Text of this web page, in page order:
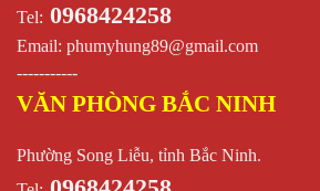
Tel: 0968424258
Email: phumyhung89@gmail.com
-----------
VĂN PHÒNG BẮC NINH
Phường Song Liễu, tỉnh Bắc Ninh.